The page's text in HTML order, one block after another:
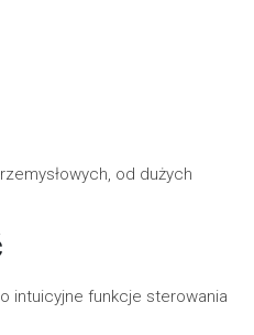
od dużych
intuicyjne funkcje sterowania